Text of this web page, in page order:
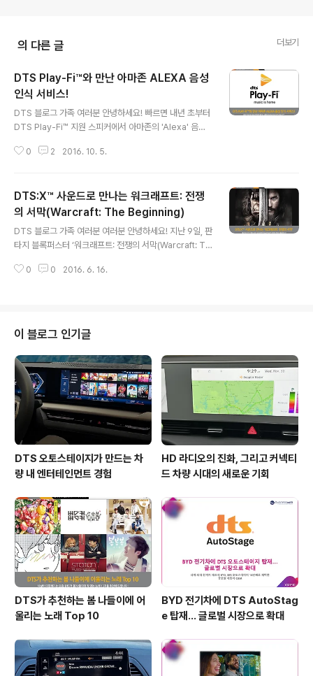
의 다른 글 더보기
DTS Play-Fi™와 만난 아마존 ALEXA 음성
인식 서비스!
DTS 블로그 가족 여러분 안녕하세요! 빠르면 내년 초부터
DTS Play-Fi™ 지원 스피커에서 아마존의 'Alexa' 음성
Alexa가 구현된 기기에서도 DTS Play-Fi streaming
고 편리하게 고품질 무손실의 오디오를 즐길 수 있게 되었
습니다! :) 아마존의 'Alexa' 음성인식 서비스는 애플의 '시
리'와 대응되는 서비스로, 사용자의 음성명령을 바탕으로
다양한 생활편의 서비스의 제공을 돕습니다. 이미 아마존
을 비롯한 다양한 글로벌 IT 기업들이 총력을 다해온 기술
인데요. Amazon Echo, Echo Dot, Amazo..
0 2 2016. 10. 5.
DTS:X™ 사운드로 만나는 워크래프트: 전쟁
의 서막(Warcraft: The Beginning)
DTS 블로그 가족 여러분 여러분 안녕하세요! 지난 9일, 판
타지 블록퍼스터 ‘워크래프트: 전쟁의 서막(Warcraft: Th
자드 엔터테인먼트의 인기 게임, '워크래프트'의 이야기를
프트: 전쟁의 서막’은 인기 MMORPG인 ‘월드 오브 워크
래프트’가 아닌 시리즈의 출발 격인 ‘워크래프트’ 1편의 시
점으로 이야기가 전개됩니다. 오크 종족이 인간의 행성인
아제로스 대륙으로 건너오면서 영화가 시작되는데요. 게임
속에서 펼쳐지는 인간과 오크 사이의 전..
0 0 2016. 6. 16.
이 블로그 인기글
DTS 오토스테이지가 만드는 차
량 내 엔터테인먼트 경험
HD 라디오의 진화, 그리고 커넥티
드 차량 시대의 새로운 기회
DTS가 추천하는 봄 나들이에 어
울리는 노래 Top 10
BYD 전기차에 DTS AutoStag
e 탑재… 글로벌 시장으로 확대